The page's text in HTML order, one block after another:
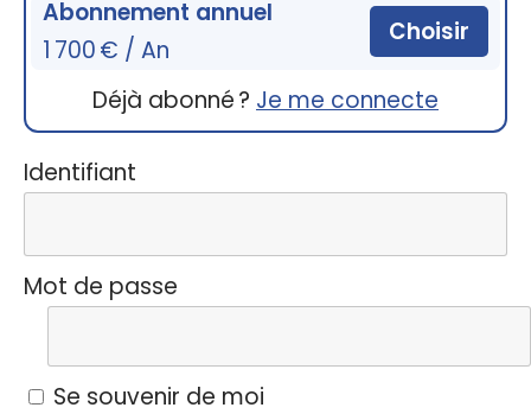
Abonnement annuel
1 700 € / An
Choisir
Déjà abonné ? Je me connecte
Identifiant
Mot de passe
Se souvenir de moi